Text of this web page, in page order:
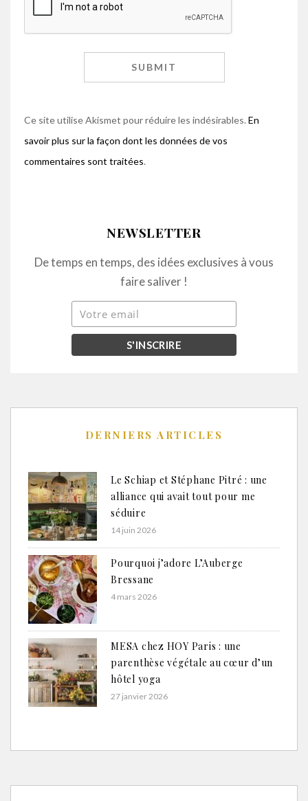
Ce site utilise Akismet pour réduire les indésirables.En
savoir plus sur la façon dont les données de vos
commentaires sont traitées.
NEWSLETTER
De temps en temps, des idées exclusives à vous
faire saliver !
DERNIERS ARTICLES
Le Schiap et Stéphane Pitré : une
alliance qui avait tout pour me
séduire
14 juin 2026
Pourquoi j’adore L’Auberge
Bressane
4 mars 2026
MESA chez HOY Paris : une
parenthèse végétale au cœur d’un
hôtel yoga
27 janvier 2026